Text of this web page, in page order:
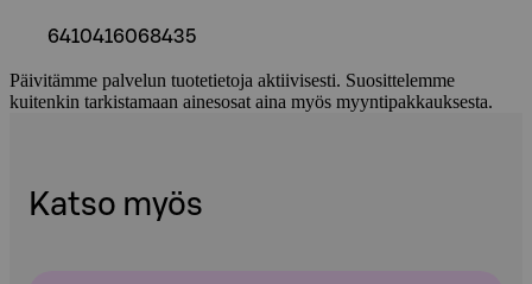
6410416068435
Päivitämme palvelun tuotetietoja aktiivisesti. Suosittelemme
kuitenkin tarkistamaan ainesosat aina myös myyntipakkauksesta.
Katso myös